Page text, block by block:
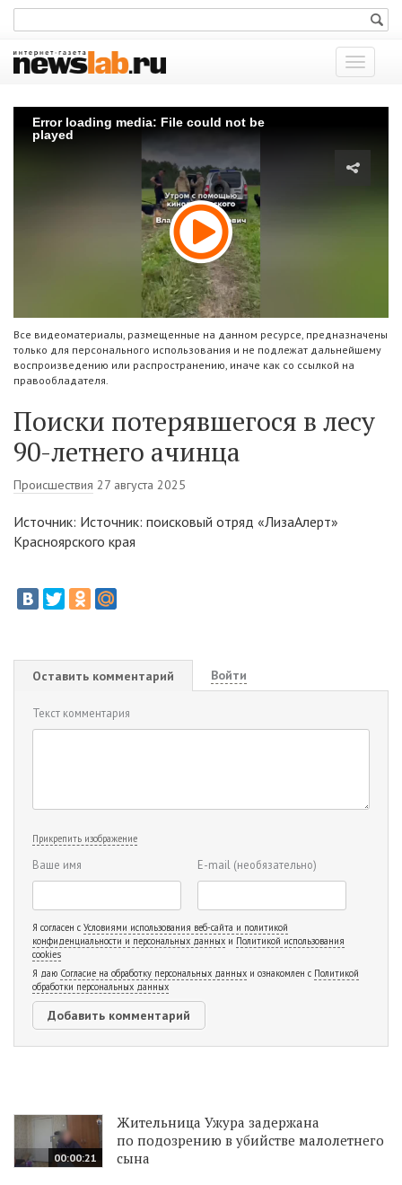
Показать
меню
Error loading media: File could not be
played
Все видеоматериалы, размещенные на данном ресурсе, предназначены
только для персонального использования и не подлежат дальнейшему
воспроизведению или распространению, иначе как со ссылкой на
правообладателя.
Поиски потерявшегося в лесу
90-летнего ачинца
Происшествия 27 августа 2025
Источник: Источник: поисковый отряд «ЛизаАлерт»
Красноярского края
Оставить комментарий Войти
Текст комментария
Прикрепить изображение
Ваше имя E-mail (необязательно)
Я согласен с Условиями использования веб-сайта и политикой
конфиденциальности и персональных данных и Политикой использования
cookies
Я даю Согласие на обработку персональных данных и ознакомлен с Политикой
обработки персональных данных
00:00:21
Жительница Ужура задержана
по подозрению в убийстве малолетнего
сына